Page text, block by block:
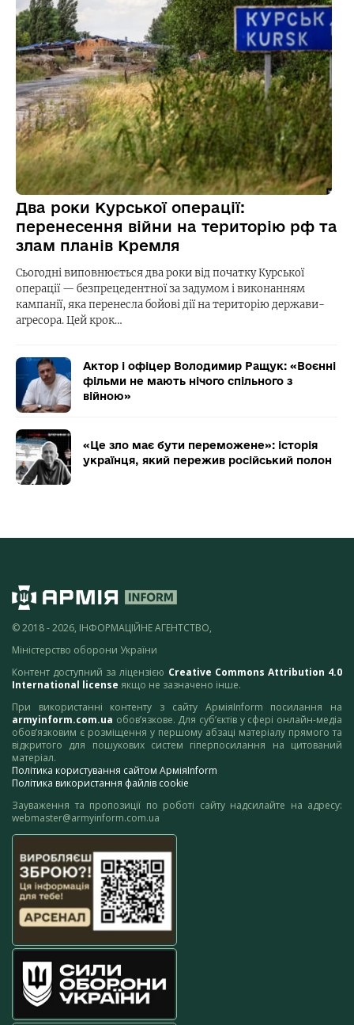
Два роки Курської операції:
перенесення війни на територію рф та
злам планів Кремля
Сьогодні виповнюється два роки від початку Курської
операції — безпрецедентної за задумом і виконанням
кампанії, яка перенесла бойові дії на територію держави-
агресора. Цей крок…
Актор і офіцер Володимир Ращук: «Воєнні
фільми не мають нічого спільного з
війною»
«Це зло має бути переможене»: історія
українця, який пережив російський полон
© 2018 - 2026, ІНФОРМАЦІЙНЕ АГЕНТСТВО,
Міністерство оборони України
Контент доступний за ліцензією Creative Commons Attribution 4.0
International license якщо не зазначено інше.
При використанні контенту з сайту АрміяInform посилання на
armyinform.com.ua обов’язкове. Для суб’єктів у сфері онлайн-медіа
обов’язковим є розміщення у першому абзаці матеріалу прямого та
відкритого для пошукових систем гіперпосилання на цитований
матеріал.
Політика користування сайтом АрміяInform
Політика використання файлів cookie
Зауваження та пропозиції по роботі сайту надсилайте на адресу:
webmaster@armyinform.com.ua